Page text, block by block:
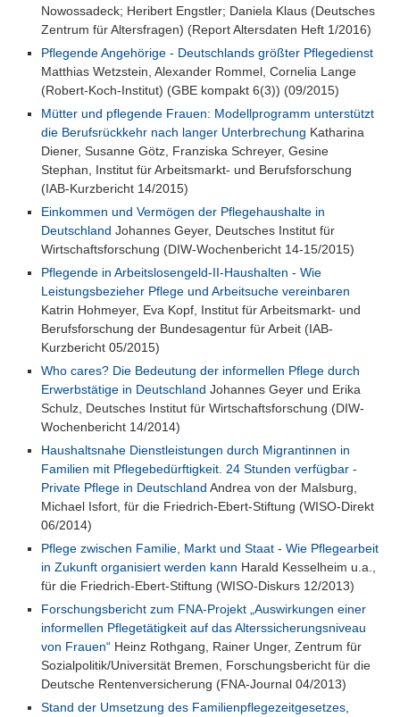
Nowossadeck; Heribert Engstler; Daniela Klaus (Deutsches
Zentrum für Altersfragen) (Report Altersdaten Heft 1/2016)
Pflegende Angehörige - Deutschlands größter Pflegedienst
Matthias Wetzstein, Alexander Rommel, Cornelia Lange
(Robert-Koch-Institut) (GBE kompakt 6(3)) (09/2015)
Mütter und pflegende Frauen: Modellprogramm unterstützt
die Berufsrückkehr nach langer Unterbrechung Katharina
Diener, Susanne Götz, Franziska Schreyer, Gesine
Stephan, Institut für Arbeitsmarkt- und Berufsforschung
(IAB-Kurzbericht 14/2015)
Einkommen und Vermögen der Pflegehaushalte in
Deutschland Johannes Geyer, Deutsches Institut für
Wirtschaftsforschung (DIW-Wochenbericht 14-15/2015)
Pflegende in Arbeitslosengeld-II-Haushalten - Wie
Leistungsbezieher Pflege und Arbeitsuche vereinbaren
Katrin Hohmeyer, Eva Kopf, Institut für Arbeitsmarkt- und
Berufsforschung der Bundesagentur für Arbeit (IAB-
Kurzbericht 05/2015)
Who cares? Die Bedeutung der informellen Pflege durch
Erwerbstätige in Deutschland Johannes Geyer und Erika
Schulz, Deutsches Institut für Wirtschaftsforschung (DIW-
Wochenbericht 14/2014)
Haushaltsnahe Dienstleistungen durch Migrantinnen in
Familien mit Pflegebedürftigkeit. 24 Stunden verfügbar -
Private Pflege in Deutschland Andrea von der Malsburg,
Michael Isfort, für die Friedrich-Ebert-Stiftung (WISO-Direkt
06/2014)
Pflege zwischen Familie, Markt und Staat - Wie Pflegearbeit
in Zukunft organisiert werden kann Harald Kesselheim u.a.,
für die Friedrich-Ebert-Stiftung (WISO-Diskurs 12/2013)
Forschungsbericht zum FNA-Projekt „Auswirkungen einer
informellen Pflegetätigkeit auf das Alterssicherungsniveau
von Frauen“Heinz Rothgang, Rainer Unger, Zentrum für
Sozialpolitik/Universität Bremen, Forschungsbericht für die
Deutsche Rentenversicherung (FNA-Journal 04/2013)
Stand der Umsetzung des Familienpflegezeitgesetzes,